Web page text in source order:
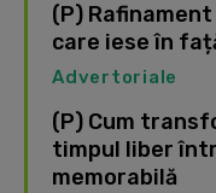
(P)
care iese în
Advertoriale
(P) Cum
timpul liber
memorabilă